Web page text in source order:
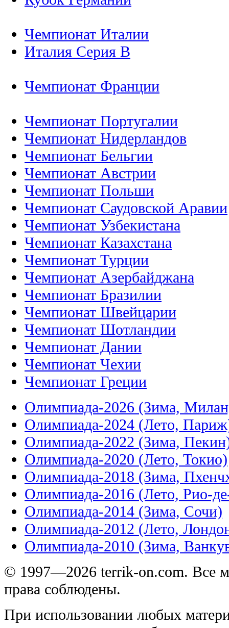
Чемпионат Италии
Италия Серия B
Чемпионат Франции
Чемпионат Португалии
Чемпионат Нидерландов
Чемпионат Бельгии
Чемпионат Австрии
Чемпионат Польши
Чемпионат Саудовской Аравии
Чемпионат Узбекистана
Чемпионат Казахстана
Чемпионат Турции
Чемпионат Азербайджана
Чемпионат Бразилии
Чемпионат Швейцарии
Чемпионат Шотландии
Чемпионат Дании
Чемпионат Чехии
Чемпионат Греции
Олимпиада-2026 (Зима,
Олимпиада-2024 (Лето,
Олимпиада-2022 (Зима,
Олимпиада-2020 (Лето, Токио)
Олимпиада-2018 (Зима,
Олимпиада-2016 (Лето, Рио-
Олимпиада-2014 (Зима, Сочи)
Олимпиада-2012 (Лето,
Олимпиада-2010 (Зима,
© 1997—2026 terrik-on.com. Все
права соблюдены.
При использовании любых